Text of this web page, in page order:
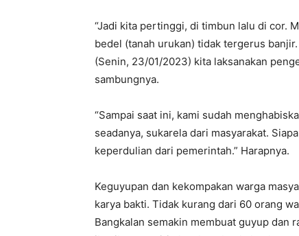
“Jadi kita pertinggi, di timbun lalu di cor.
bedel (tanah urukan) tidak tergerus
(Senin, 23/01/2023) kita laksanakan
sambungnya.
“Sampai saat ini, kami sudah
seadanya, sukarela dari masyarakat.
keperdulian dari pemerintah.” Harapnya.
Keguyupan dan kekompakan warga
karya bakti. Tidak kurang dari 60 orang
Bangkalan semakin membuat guyup dan